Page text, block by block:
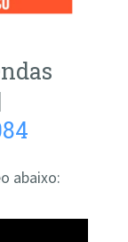
abaixo: